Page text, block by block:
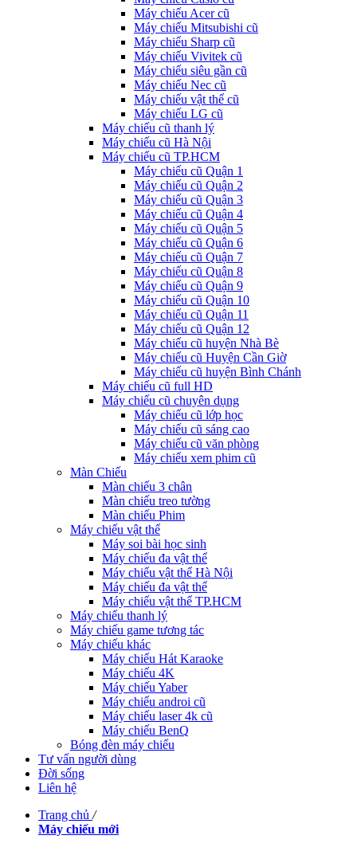
Máy chiếu Acer cũ
Máy chiếu Mitsubishi cũ
Máy chiếu Sharp cũ
Máy chiếu Vivitek cũ
Máy chiếu siêu gần cũ
Máy chiếu Nec cũ
Máy chiếu vật thể cũ
Máy chiếu LG cũ
Máy chiếu cũ thanh lý
Máy chiếu cũ Hà Nội
Máy chiếu cũ TP.HCM
Máy chiếu cũ Quận 1
Máy chiếu cũ Quận 2
Máy chiếu cũ Quận 3
Máy chiếu cũ Quận 4
Máy chiếu cũ Quận 5
Máy chiếu cũ Quận 6
Máy chiếu cũ Quận 7
Máy chiếu cũ Quận 8
Máy chiếu cũ Quận 9
Máy chiếu cũ Quận 10
Máy chiếu cũ Quận 11
Máy chiếu cũ Quận 12
Máy chiếu cũ huyện Nhà Bè
Máy chiếu cũ Huyện Cần Giờ
Máy chiếu cũ huyện Bình Chánh
Máy chiếu cũ full HD
Máy chiếu cũ chuyên dụng
Máy chiếu cũ lớp học
Máy chiếu cũ sáng cao
Máy chiếu cũ văn phòng
Máy chiếu xem phim cũ
Màn Chiếu
Màn chiếu 3 chân
Màn chiếu treo tường
Màn chiếu Phim
Máy chiếu vật thể
Máy soi bài học sinh
Máy chiếu đa vật thể
Máy chiếu vật thể Hà Nội
Máy chiếu đa vật thể
Máy chiếu vật thể TP.HCM
Máy chiếu thanh lý
Máy chiếu game tương tác
Máy chiếu khác
Máy chiếu Hát Karaoke
Máy chiếu 4K
Máy chiếu Yaber
Máy chiếu androi cũ
Máy chiếu laser 4k cũ
Máy chiếu BenQ
Bóng đèn máy chiếu
Tư vấn người dùng
Đời sống
Liên hệ
Trang chủ /
Máy chiếu mới